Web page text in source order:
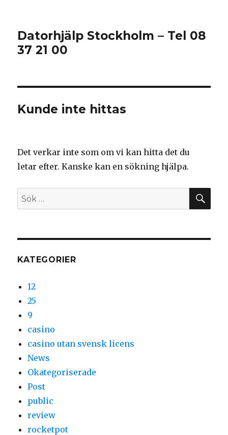
Datorhjälp Stockholm – Tel 08
37 21 00
Kunde inte hittas
Det verkar inte som om vi kan hitta det du
letar efter. Kanske kan en sökning hjälpa.
Sök
efter:
KATEGORIER
12
25
9
casino
casino utan svensk licens
News
Okategoriserade
Post
public
review
rocketpot